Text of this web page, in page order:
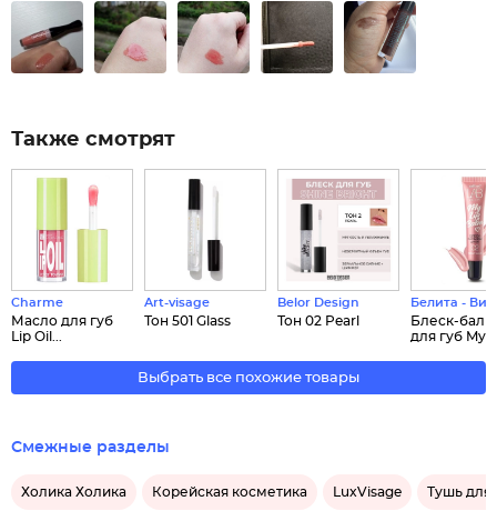
Также смотрят
Charme
Масло для губ
Lip Oil...
Art-visage
Тон 501 Glass
Belor Design
Тон 02 Pearl
Белита -
Блеск-
для губ My
Выбрать все похожие товары
Смежные разделы
Холика Холика Корейская косметика LuxVisage Тушь для